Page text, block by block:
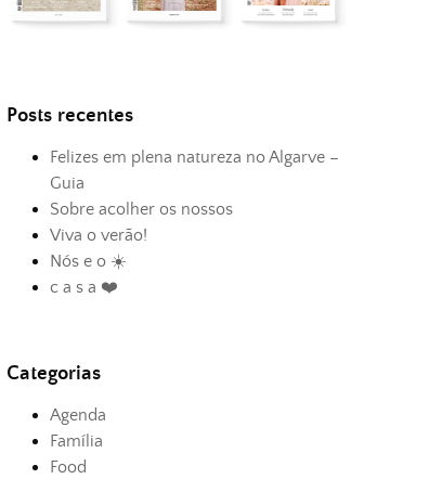
Posts recentes
Felizes em plena natureza no Algarve –
Guia
Sobre acolher os nossos
Viva o verão!
Nós e o ☀️
c a s a ❤️
Categorias
Agenda
Família
Food